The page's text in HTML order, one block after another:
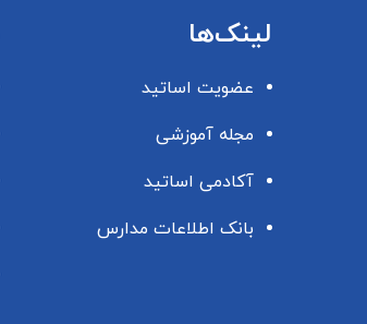
لینک‌ها
عضویت اساتید
مجله آموزشی
آکادمی اساتید
بانک اطلاعات مدارس